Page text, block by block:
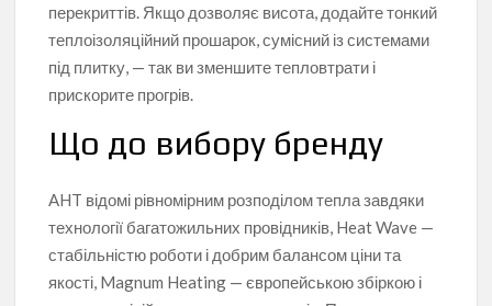
перекриттів. Якщо дозволяє висота, додайте тонкий
теплоізоляційний прошарок, сумісний із системами
під плитку, — так ви зменшите тепловтрати і
прискорите прогрів.
Що до вибору бренду
AHT відомі рівномірним розподілом тепла завдяки
технології багатожильних провідників, Heat Wave —
стабільністю роботи і добрим балансом ціни та
якості, Magnum Heating — європейською збіркою і